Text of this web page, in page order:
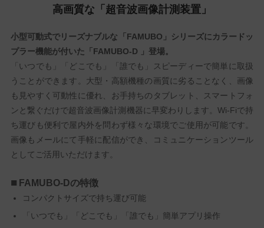
高画質な「超音波画像計測装置」
小型可動式でリーズナブルな「FAMUBO」シリーズにカラードッ
プラー機能が付いた「FAMUBO-D 」登場。
「いつでも」「どこでも」「誰でも」スピーディーで簡単に取扱
うことができます。大型・高額機種の画質に劣ることなく、画像
も見やすく可動性に優れ、お手持ちのタブレット、スマートフォ
ンと繋ぐだけで超音波画像計測機器に早変わりします。Wi-Fiで持
ち運びも便利で屋内外を問わず様々な環境でご使用が可能です。
画像もメールにて手軽に配信ができ、コミュニケーションツール
としてご活用いただけます。
FAMUBO-Dの特徴
コンパクトサイズで持ち運び可能
「いつでも」「どこでも」「誰でも」簡単アプリ操作